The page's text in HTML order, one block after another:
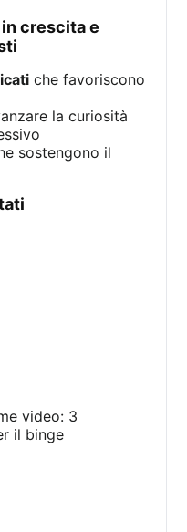
che favoriscono
la curiosità
sostengono il